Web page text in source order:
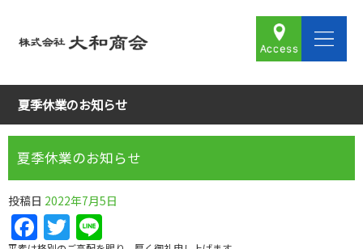
夏季休業のお知らせ
夏季休業のお知らせ
投稿日 2022年7月5日
Facebook
Twitter